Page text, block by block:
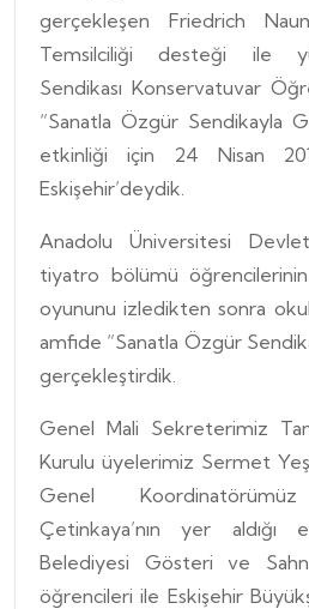
gerçekleşen Friedrich
Temsilciliği desteği ile
Sendikası Konservatuvar
“Sanatla Özgür Sendikayla
etkinliği için 24 Nisan
Eskişehir’deydik.
Anadolu Üniversitesi Devlet
tiyatro bölümü öğrencilerinin
oyununu izledikten sonra
amfide “Sanatla Özgür
gerçekleştirdik.
Genel Mali Sekreterimiz
Kurulu üyelerimiz Sermet
Genel
Çetinkaya’nın yer aldığı
Belediyesi Gösteri ve
öğrencileri ile Eskişehir